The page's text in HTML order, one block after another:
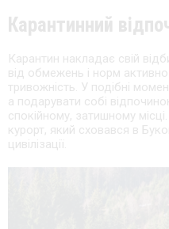
Карантинний
Карантин накладає свій
від обмежень і норм
тривожність. У подібні
а подарувати собі
спокійному, затишному
курорт, який сховався в
цивілізації.